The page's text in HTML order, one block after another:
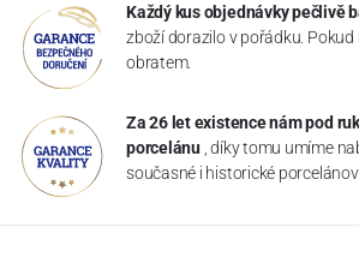
Každý kus objednávky pečlivě
zboží dorazilo v pořádku. Pokud
obratem.
Za 26 let existence nám pod
porcelánu , díky tomu umíme
současné i historické